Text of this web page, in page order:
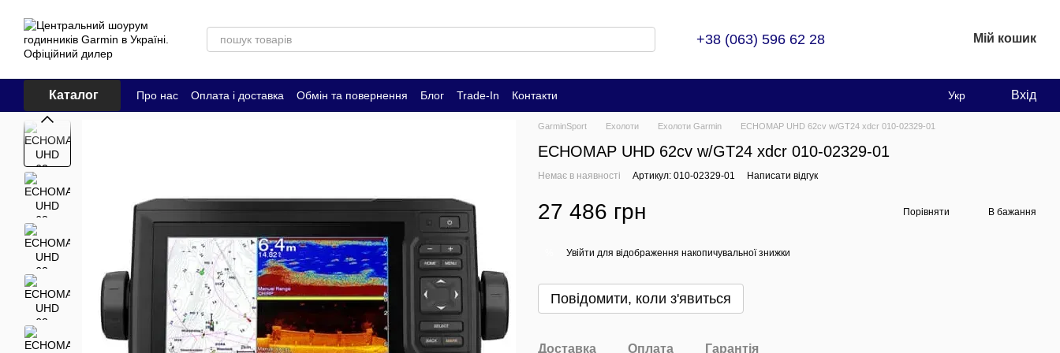
+38 (063) 596 62 28 Мій кошик
Каталог Про нас Оплата і доставка Обмін та повернення Блог Trade-In Контакти Укр Вхід
GarminSport Ехолоти Ехолоти Garmin ECHOMAP UHD 62cv w/GT24 xdcr 010-02329-01
ECHOMAP UHD 62cv w/GT24 xdcr 010-02329-01
Немає в наявності Артикул: 010-02329-01 Написати відгук
27 486 грн Порівняти В бажання
Увійти для відображення накопичувальної знижки
Повідомити, коли з'явиться
Доставка Оплата Гарантія